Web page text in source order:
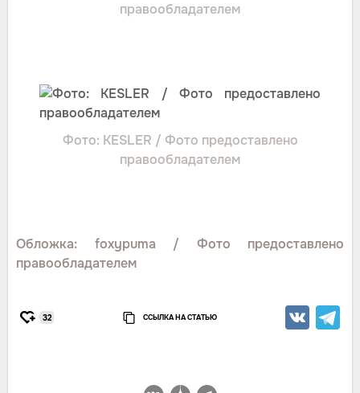
правообладателем
Фото: KESLER / Фото предоставлено
правообладателем
Обложка: foxypuma / Фото предоставлено
правообладателем
32 ССЫЛКА НА СТАТЬЮ